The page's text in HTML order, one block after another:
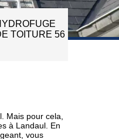
TOITURE 56
Mais pour cela,
à Landaul. En
vous